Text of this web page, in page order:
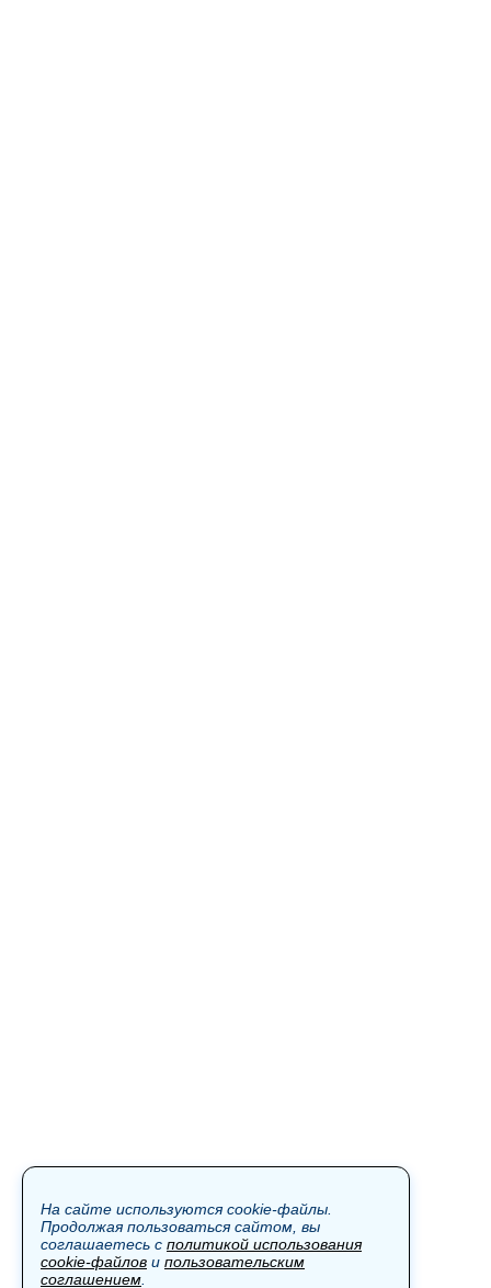
На сайте используются cookie-файлы.
Продолжая пользоваться сайтом, вы
соглашаетесь с политикой использования
cookie-файлов и пользовательским
соглашением